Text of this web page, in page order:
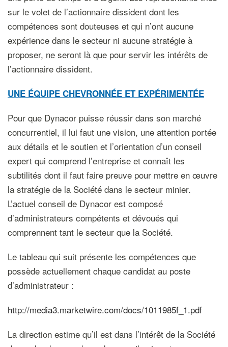
sur le volet de l’actionnaire dissident dont les
compétences sont douteuses et qui n’ont aucune
expérience dans le secteur ni aucune stratégie à
proposer, ne seront là que pour servir les intérêts de
l’actionnaire dissident.
UNE ÉQUIPE CHEVRONNÉE ET EXPÉRIMENTÉE
Pour que Dynacor puisse réussir dans son marché
concurrentiel, il lui faut une vision, une attention portée
aux détails et le soutien et l’orientation d’un conseil
expert qui comprend l’entreprise et connaît les
subtilités dont il faut faire preuve pour mettre en œuvre
la stratégie de la Société dans le secteur minier.
L’actuel conseil de Dynacor est composé
d’administrateurs compétents et dévoués qui
comprennent tant le secteur que la Société.
Le tableau qui suit présente les compétences que
possède actuellement chaque candidat au poste
d’administrateur :
http://media3.marketwire.com/docs/1011985f_1.pdf
La direction estime qu’il est dans l’intérêt de la Société